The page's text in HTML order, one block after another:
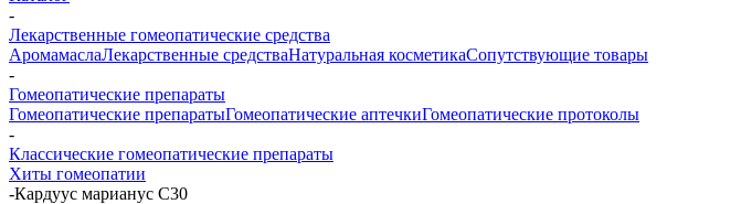
-
Лекарственные гомеопатические средства
АромамаслаЛекарственные средстваНатуральная косметикаСопутствующие товары
-
Гомеопатические препараты
Гомеопатические препаратыГомеопатические аптечкиГомеопатические протоколы
-
Классические гомеопатические препараты
Хиты гомеопатии
-Кардуус марианус С30